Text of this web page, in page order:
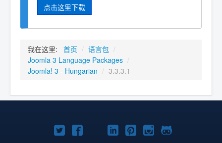
点击这里下载
我在这里: 首页 / 语言包 /
Joomla 3 Language Packages /
Joomla! 3 - Hungarian / 3.3.3.1
TwitterFacebookYouTube
LinkedIn
Pinterest
Instagram
GitHub